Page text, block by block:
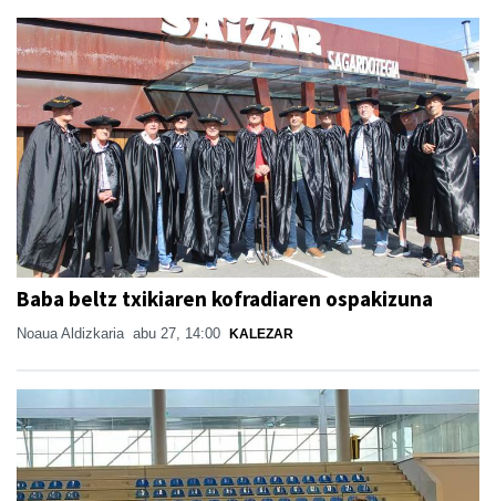
Baba beltz txikiaren kofradiaren ospakizuna
Noaua Aldizkaria abu 27, 14:00 KALEZAR